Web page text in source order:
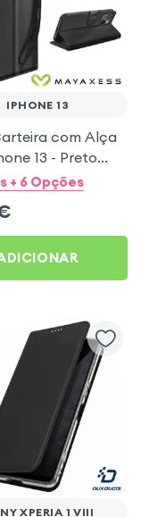
IPHONE 13
com Alça
13 - Preto
+ 6 Opções
XPERIA 1 VIII